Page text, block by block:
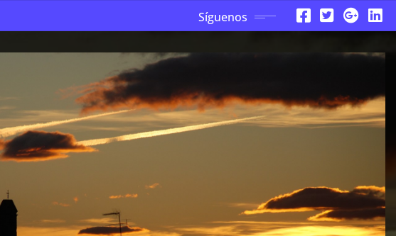
Síguenos